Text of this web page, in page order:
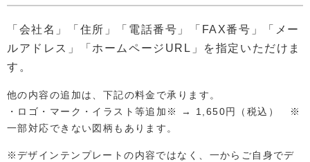
「会社名」「住所」「電話番号」「FAX番号」「メー
ルアドレス」「ホームページURL」を指定いただけま
す。
他の内容の追加は、下記の料金で承ります。
・ロゴ・マーク・イラスト等追加※ → 1,650円（税込） ※
一部対応できない図柄もあります。
デザインテンプレートの内容ではなく、一からご自身でデ